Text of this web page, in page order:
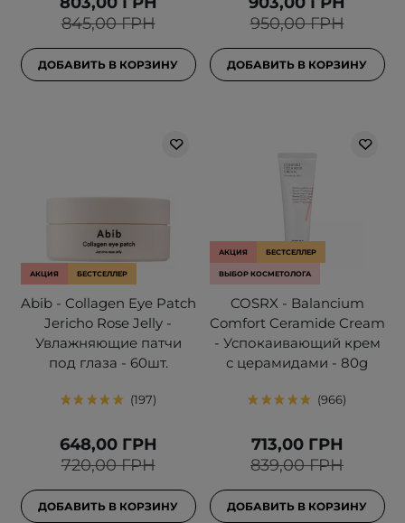
845,00 ГРН
ДОБАВИТЬ В КОРЗИНУ
950,00 ГРН
ДОБАВИТЬ В КОРЗИНУ
АКЦИЯ БЕСТСЕЛЛЕР
Abib - Collagen Eye Patch
Jericho Rose Jelly -
Увлажняющие патчи
под глаза - 60шт.
197
720,00 ГРН
648,00 ГРН
ДОБАВИТЬ В КОРЗИНУ
АКЦИЯ БЕСТСЕЛЛЕР
ВЫБОР КОСМЕТОЛОГА
COSRX - Balancium
Comfort Ceramide Cream
- Успокаивающий крем
с церамидами - 80g
966
839,00 ГРН
713,00 ГРН
ДОБАВИТЬ В КОРЗИНУ